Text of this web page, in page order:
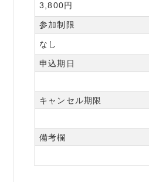
3,800円
参加制限
なし
申込期日
キャンセル期限
備考欄